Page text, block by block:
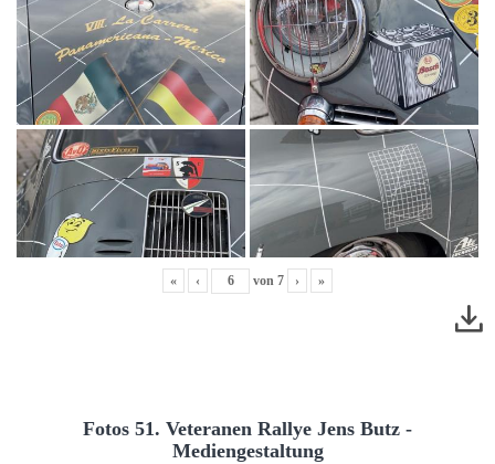
« ‹ von 7 › »
Fotos 51. Veteranen Rallye Jens Butz -
Mediengestaltung